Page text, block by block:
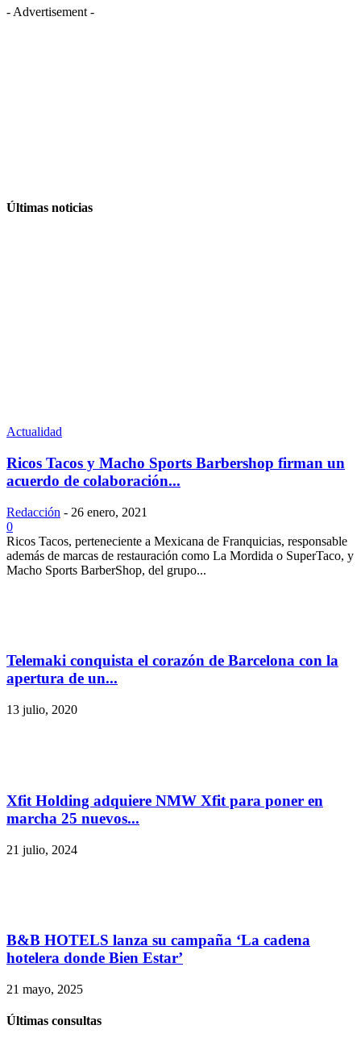
- Advertisement -
Últimas noticias
Actualidad
Ricos Tacos y Macho Sports Barbershop firman un
acuerdo de colaboración...
Redacción - 26 enero, 2021
0
Ricos Tacos, perteneciente a Mexicana de Franquicias, responsable
además de marcas de restauración como La Mordida o SuperTaco, y
Macho Sports BarberShop, del grupo...
Telemaki conquista el corazón de Barcelona con la
apertura de un...
13 julio, 2020
Xfit Holding adquiere NMW Xfit para poner en
marcha 25 nuevos...
21 julio, 2024
B&B HOTELS lanza su campaña ‘La cadena
hotelera donde Bien Estar’
21 mayo, 2025
Últimas consultas